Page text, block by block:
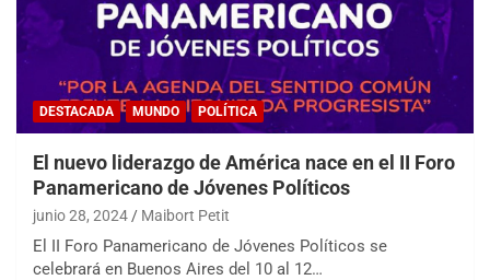
DESTACADA MUNDO POLÍTICA
El nuevo liderazgo de América nace en el II Foro
Panamericano de Jóvenes Políticos
junio 28, 2024 Maibort Petit
El II Foro Panamericano de Jóvenes Políticos se
celebrará en Buenos Aires del 10 al 12…